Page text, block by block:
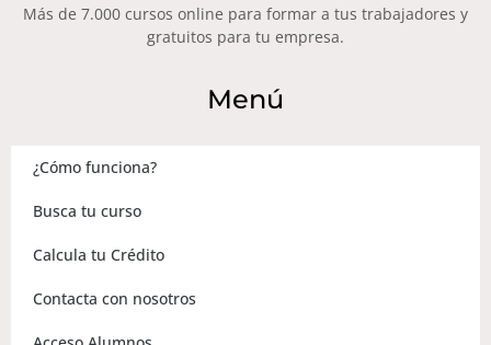
Más de 7.000 cursos online para formar a tus trabajadores y
gratuitos para tu empresa.
Menú
¿Cómo funciona?
Busca tu curso
Calcula tu Crédito
Contacta con nosotros